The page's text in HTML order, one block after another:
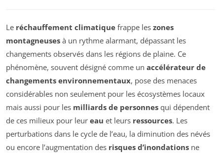
Le réchauffement climatique frappe les zones
montagneuses à un rythme alarmant, dépassant les
changements observés dans les régions de plaine. Ce
phénomène, souvent désigné comme un accélérateur de
changements environnementaux, pose des menaces
considérables non seulement pour les écosystèmes locaux
mais aussi pour les milliards de personnes qui dépendent
de ces milieux pour leur eau et leurs ressources. Les
perturbations dans le cycle de l’eau, la diminution des névés
ou encore l’augmentation des risques d’inondations ne